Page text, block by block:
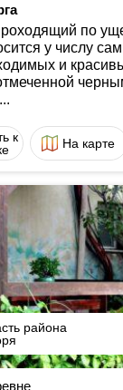
по
у числу
и
к
На карте
района